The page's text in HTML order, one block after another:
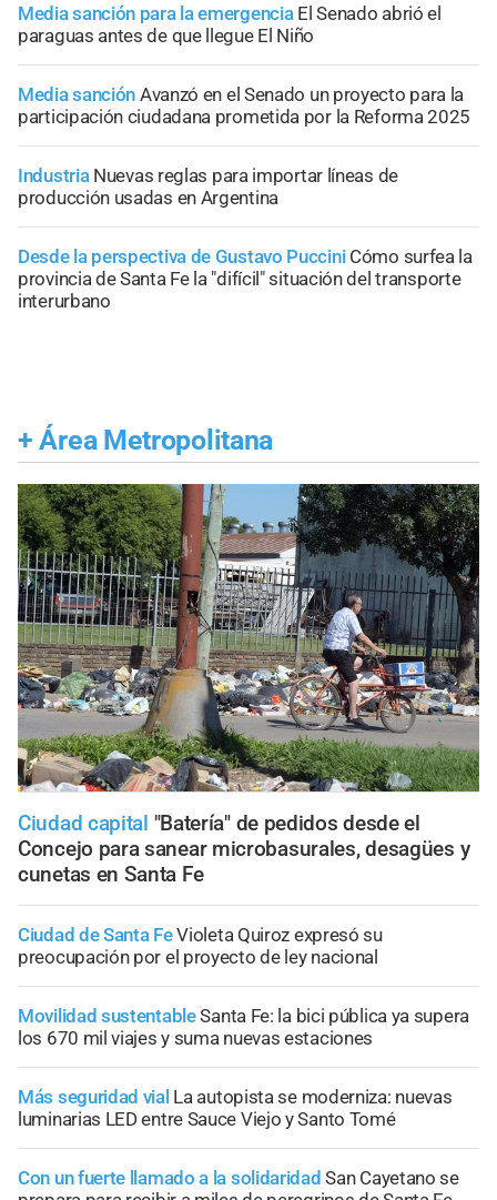
Media sanción para la emergencia El Senado abrió el
paraguas antes de que llegue El Niño
Media sanción Avanzó en el Senado un proyecto para la
participación ciudadana prometida por la Reforma 2025
Industria Nuevas reglas para importar líneas de
producción usadas en Argentina
Desde la perspectiva de Gustavo Puccini Cómo surfea la
provincia de Santa Fe la "difícil" situación del transporte
interurbano
+ Área Metropolitana
Ciudad capital "Batería" de pedidos desde el
Concejo para sanear microbasurales, desagües y
cunetas en Santa Fe
Ciudad de Santa FeVioleta Quiroz expresó su
preocupación por el proyecto de ley nacional
Movilidad sustentableSanta Fe: la bici pública ya supera
los 670 mil viajes y suma nuevas estaciones
Más seguridad vial La autopista se moderniza: nuevas
luminarias LED entre Sauce Viejo y Santo Tomé
Con un fuerte llamado a la solidaridad San Cayetano se